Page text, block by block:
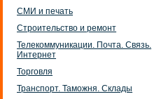
СМИ и печать
Строительство и ремонт
Телекоммуникации. Почта. Связь.
Интернет
Торговля
Транспорт. Таможня. Склады